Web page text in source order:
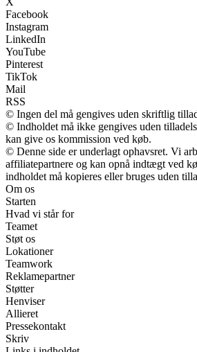
Facebook
Instagram
LinkedIn
YouTube
Pinterest
TikTok
Mail
RSS
© Ingen del må gengives uden skriftlig
© Indholdet må ikke gengives uden
kan give os kommission ved køb.
© Denne side er underlagt ophavsret. Vi
affiliatepartnere og kan opnå indtægt ved
indholdet må kopieres eller bruges uden
Om os
Starten
Hvad vi står for
Teamet
Støt os
Lokationer
Teamwork
Reklamepartner
Støtter
Henviser
Allieret
Pressekontakt
Skriv